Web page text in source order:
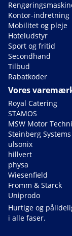
Kontor-indretning
Mobilitet og pleje
Hoteludstyr
Sport og fritid
Secondhand
Tilbud
Rabatkoder
Vores
Royal Catering
STAMOS
MSW Motor
Steinberg Systems
ulsonix
hillvert
physa
Wiesenfield
Fromm & Starck
Uniprodo
Hurtige og
i alle faser.